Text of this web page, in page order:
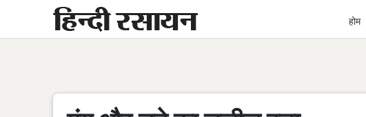
content
होम